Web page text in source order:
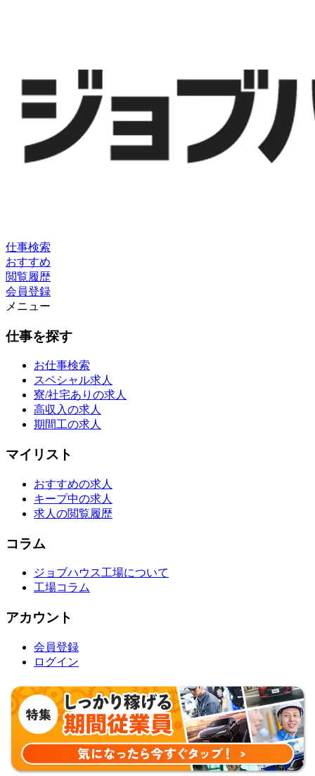
仕事検索
おすすめ
閲覧履歴
会員登録
メニュー
仕事を探す
お仕事検索
スペシャル求人
寮/社宅ありの求人
高収入の求人
期間工の求人
マイリスト
おすすめの求人
キープ中の求人
求人の閲覧履歴
コラム
ジョブハウス工場について
工場コラム
アカウント
会員登録
ログイン